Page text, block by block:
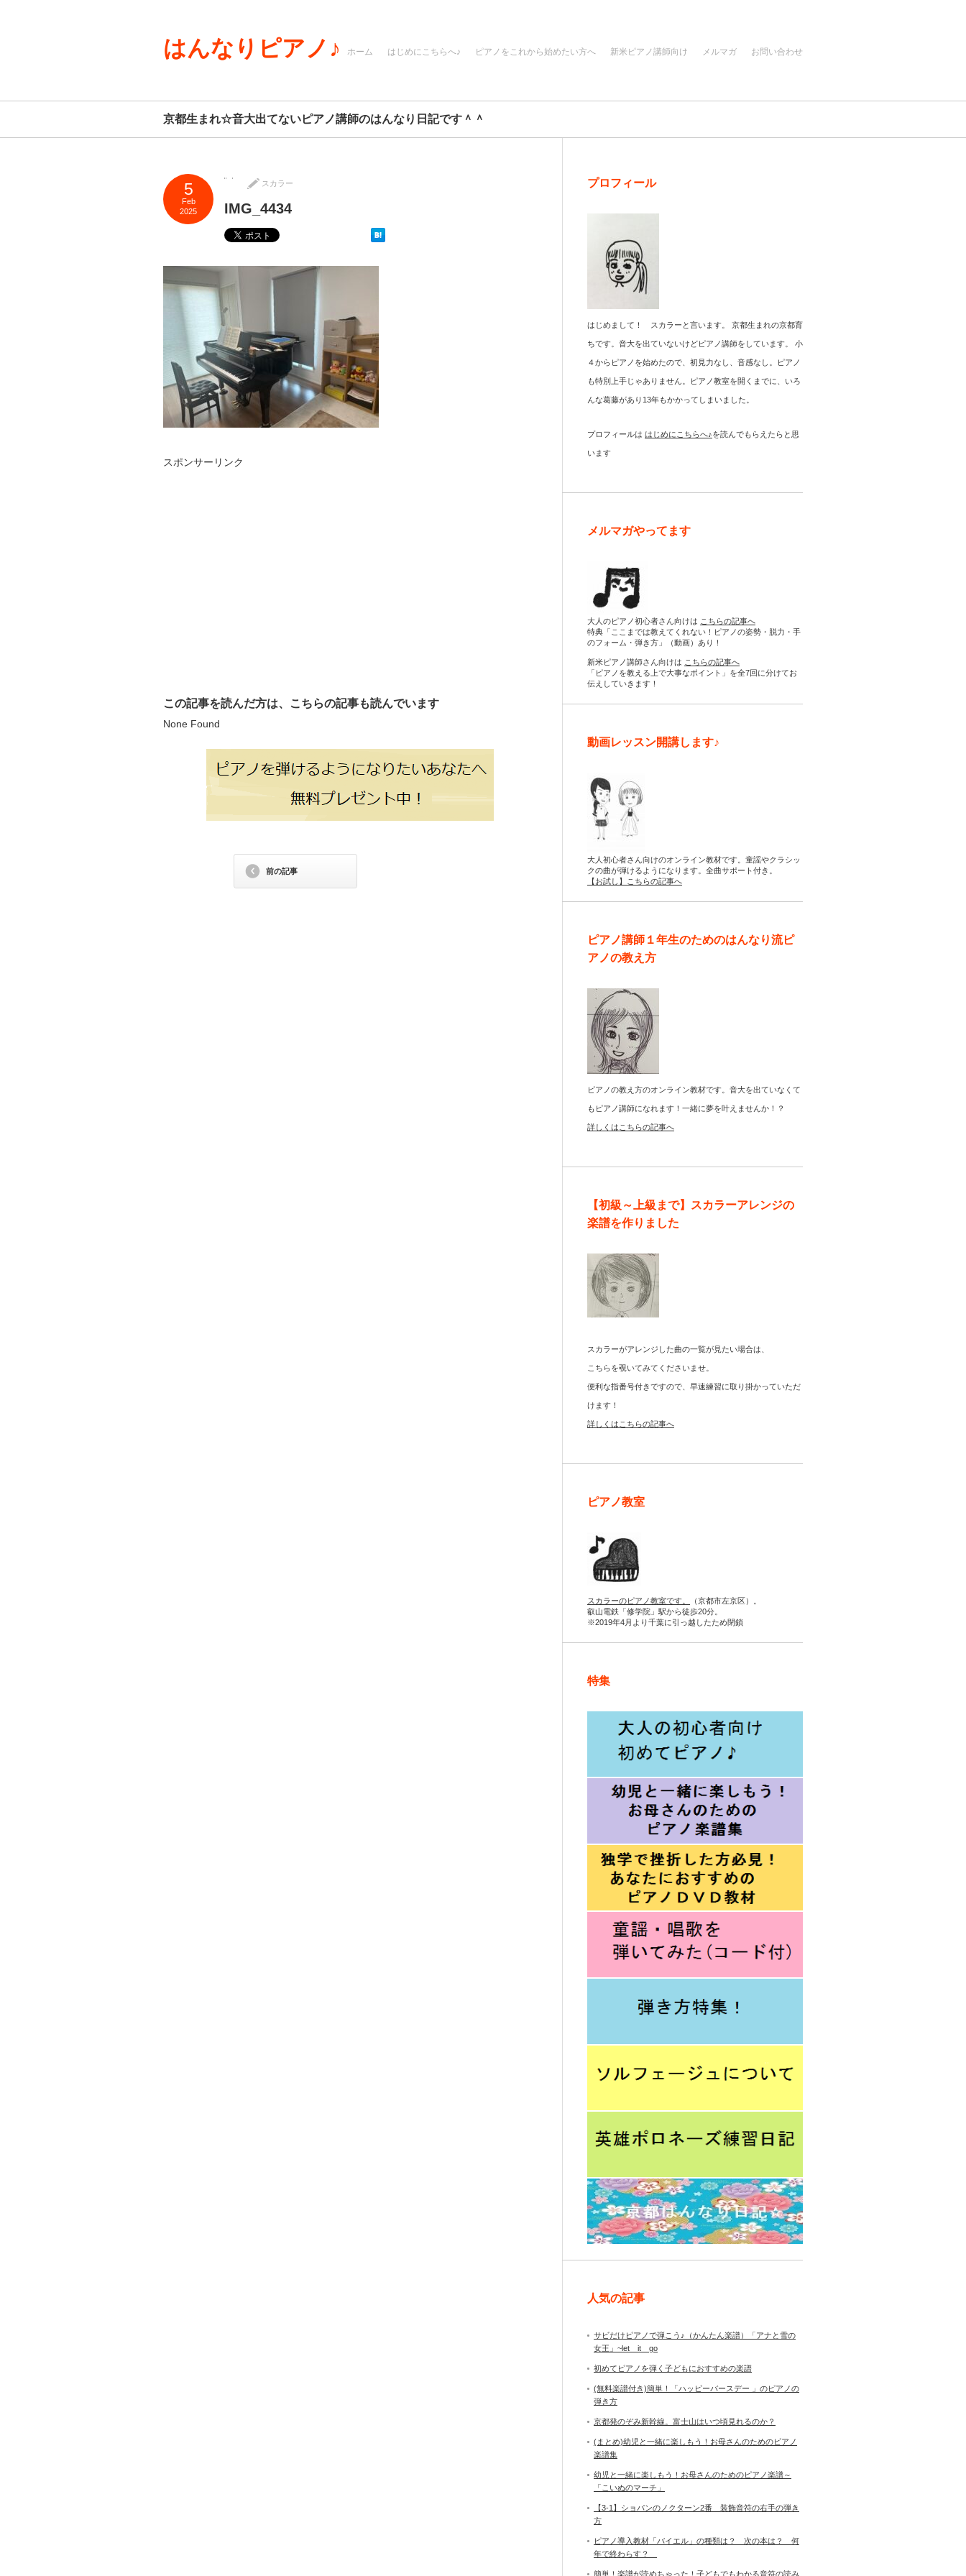
はんなりピアノ♪ ホーム はじめにこちらへ♪ ピアノをこれから始めたい方へ 新米ピアノ講師向け メルマガ お問い合わせ
京都生まれ☆音大出てないピアノ講師のはんなり日記です＾＾
5
Feb
2025
スカラー
IMG_4434
スポンサーリンク
この記事を読んだ方は、こちらの記事も読んでいます
None Found
前の記事
プロフィール
はじめまして！ スカラーと言います。 京都生まれの京都育
ちです。音大を出ていないけどピアノ講師をしています。 小
４からピアノを始めたので、初見力なし、音感なし。ピアノ
も特別上手じゃありません。ピアノ教室を開くまでに、いろ
んな葛藤があり13年もかかってしまいました。
プロフィールは はじめにこちらへ♪を読んでもらえたらと思
います
メルマガやってます
大人のピアノ初心者さん向けは こちらの記事へ
特典「ここまでは教えてくれない！ピアノの姿勢・脱力・手
のフォーム・弾き方」（動画）あり！
新米ピアノ講師さん向けは こちらの記事へ
「ピアノを教える上で大事なポイント」を全7回に分けてお
伝えしていきます！
動画レッスン開講します♪
大人初心者さん向けのオンライン教材です。童謡やクラシッ
クの曲が弾けるようになります。全曲サポート付き。
【お試し】こちらの記事へ
ピアノ講師１年生のためのはんなり流ピ
アノの教え方
ピアノの教え方のオンライン教材です。音大を出ていなくて
もピアノ講師になれます！一緒に夢を叶えませんか！？
詳しくはこちらの記事へ
【初級～上級まで】スカラーアレンジの
楽譜を作りました
スカラーがアレンジした曲の一覧が見たい場合は、
こちらを覗いてみてくださいませ。
便利な指番号付きですので、早速練習に取り掛かっていただ
けます！
詳しくはこちらの記事へ
ピアノ教室
スカラーのピアノ教室です。
（京都市左京区）。
叡山電鉄「修学院」駅から徒歩20分。
※2019年4月より千葉に引っ越したため閉鎖
特集
人気の記事
サビだけピアノで弾こう♪（かんたん楽譜）「アナと雪の
女王」~let it go
初めてピアノを弾く子どもにおすすめの楽譜
(無料楽譜付き)簡単！「ハッピーバースデー 」のピアノの
弾き方
京都発のぞみ新幹線。富士山はいつ頃見れるのか？
(まとめ)幼児と一緒に楽しもう！お母さんのためのピアノ
楽譜集
幼児と一緒に楽しもう！お母さんのためのピアノ楽譜～
「こいぬのマーチ」
【3-1】ショパンのノクターン2番 装飾音符の右手の弾き
方
ピアノ導入教材「バイエル」の種類は？ 次の本は？ 何
年で終わらす？
簡単！楽譜が読めちゃった！子どもでもわかる音符の読み